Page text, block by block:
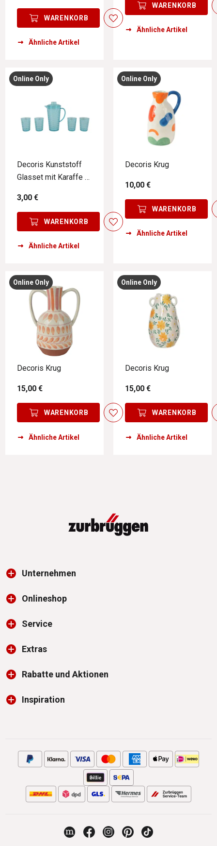
WARENKORB
Ähnliche Artikel
WARENKORB
Ähnliche Artikel
Online Only
Decoris Kunststoff
Glasset mit Karaffe 5-
3,00 €
WARENKORB
Ähnliche Artikel
Online Only
Decoris Krug
10,00 €
WARENKORB
Ähnliche Artikel
Online Only
Decoris Krug
15,00 €
WARENKORB
Ähnliche Artikel
Online Only
Decoris Krug
15,00 €
WARENKORB
Ähnliche Artikel
Unternehmen
Onlineshop
Service
Extras
Rabatte und Aktionen
Inspiration